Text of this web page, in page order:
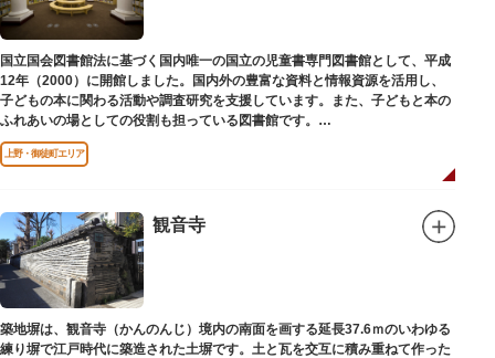
れています。
国立国会図書館法に基づく国内唯一の国立の児童書専門図書館として、平成
12年（2000）に開館しました。国内外の豊富な資料と情報資源を活用し、
子どもの本に関わる活動や調査研究を支援しています。また、子どもと本の
ふれあいの場としての役割も担っている図書館です。
レンガ棟は、明治39年（1906）に建てられた帝国図書館の建物を保存・再
利用しています。
上野・御徒町エリア
観音寺
築地塀は、観音寺（かんのんじ）境内の南面を画する延長37.6ｍのいわゆる
練り塀で江戸時代に築造された土塀です。土と瓦を交互に積み重ねて作った